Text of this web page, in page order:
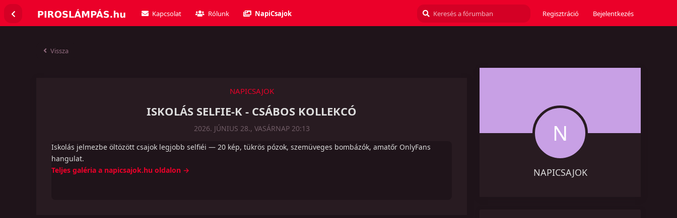
Kapcsolat Rólunk NapiCsajok Regisztráció Bejelentkezés
Vissza
NAPICSAJOK
ISKOLÁS SELFIE-K - CSÁBOS KOLLEKCÓ
2026. JÚNIUS 28., VASÁRNAP 20:13
Iskolás jelmezbe öltözött csajok legjobb selfiéi — 20 kép, tükrös pózok, szemüveges bombázók, amatőr OnlyFans
hangulat.
Teljes galéria a napicsajok.hu oldalon →
N
NAPICSAJOK